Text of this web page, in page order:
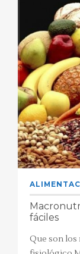
fáciles
Que son